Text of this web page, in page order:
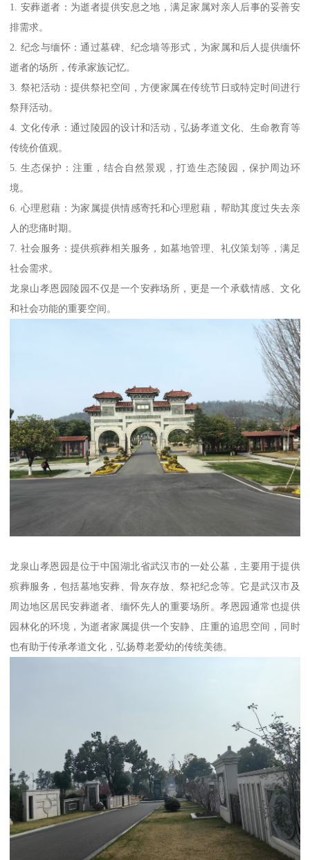
1. 安葬逝者：为逝者提供安息之地，满足家属对亲人后事的妥善安
排需求。
2. 纪念与缅怀：通过墓碑、纪念墙等形式，为家属和后人提供缅怀
逝者的场所，传承家族记忆。
3. 祭祀活动：提供祭祀空间，方便家属在传统节日或特定时间进行
祭拜活动。
4. 文化传承：通过陵园的设计和活动，弘扬孝道文化、生命教育等
传统价值观。
5. 生态保护：注重，结合自然景观，打造生态陵园，保护周边环
境。
6. 心理慰藉：为家属提供情感寄托和心理慰藉，帮助其度过失去亲
人的悲痛时期。
7. 社会服务：提供殡葬相关服务，如墓地管理、礼仪策划等，满足
社会需求。
龙泉山孝恩园陵园不仅是一个安葬场所，更是一个承载情感、文化
和社会功能的重要空间。
龙泉山孝恩园是位于中国湖北省武汉市的一处公墓，主要用于提供
殡葬服务，包括墓地安葬、骨灰存放、祭祀纪念等。它是武汉市及
周边地区居民安葬逝者、缅怀先人的重要场所。孝恩园通常也提供
园林化的环境，为逝者家属提供一个安静、庄重的追思空间，同时
也有助于传承孝道文化，弘扬尊老爱幼的传统美德。